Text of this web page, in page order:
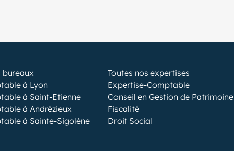
bureaux
à Lyon
à Saint-Etienne
à Andrézieux
à Sainte-Sigolène
Toutes nos expertises
Expertise-Comptable
Conseil en Gestion de Patrimoine
Fiscalité
Droit Social